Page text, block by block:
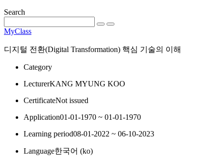
Search
MyClass
디지털 전환(Digital Transformation) 핵심 기술의 이해
Category
LecturerKANG MYUNG KOO
CertificateNot issued
Application01-01-1970 ~ 01-01-1970
Learning period08-01-2022 ~ 06-10-2023
Language한국어 ‎(ko)‎